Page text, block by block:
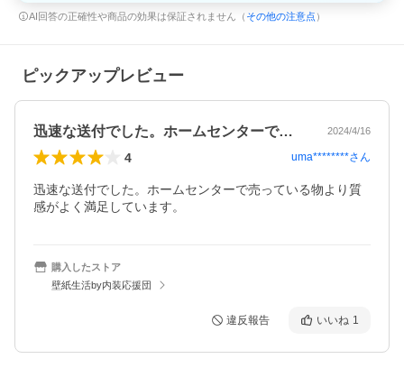
AI回答の正確性や商品の効果は保証されません（ その他の注意点 ）
ピックアップレビュー
迅速な送付でした。ホームセンターで売っ… 2024/4/16
4 uma********さん
迅速な送付でした。ホームセンターで売っている物より質
感がよく満足しています。
購入したストア
壁紙生活by内装応援団
違反報告 いいね 1